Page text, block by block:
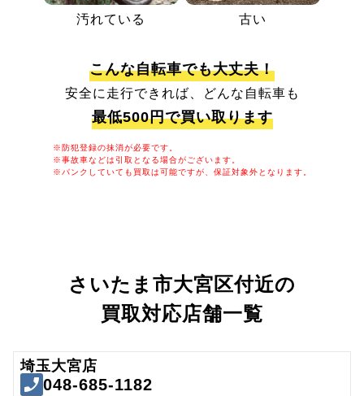
汚れている 古い
こんな自転車でも大丈夫！
安全に走行できれば、どんな自転車も
最低500円で買い取ります
※防犯登録の抹消が必要です。
※事故車などは引取となる場合がございます。
※パンクしていても買取は可能ですが、保証対象外となります。
さいたま市大宮区付近の
買取対応店舗一覧
埼玉大宮店
048-685-1182